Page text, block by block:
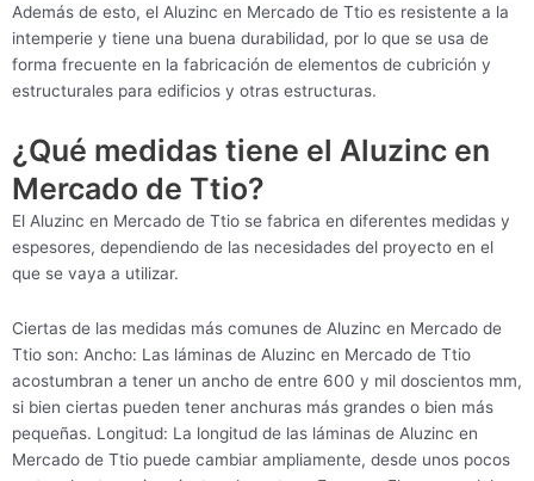
Además de esto, el Aluzinc en Mercado de Ttio es resistente a la
intemperie y tiene una buena durabilidad, por lo que se usa de
forma frecuente en la fabricación de elementos de cubrición y
estructurales para edificios y otras estructuras.
¿Qué medidas tiene el Aluzinc en
Mercado de Ttio?
El Aluzinc en Mercado de Ttio se fabrica en diferentes medidas y
espesores, dependiendo de las necesidades del proyecto en el
que se vaya a utilizar.
Ciertas de las medidas más comunes de Aluzinc en Mercado de
Ttio son: Ancho: Las láminas de Aluzinc en Mercado de Ttio
acostumbran a tener un ancho de entre 600 y mil doscientos mm,
si bien ciertas pueden tener anchuras más grandes o bien más
pequeñas. Longitud: La longitud de las láminas de Aluzinc en
Mercado de Ttio puede cambiar ampliamente, desde unos pocos